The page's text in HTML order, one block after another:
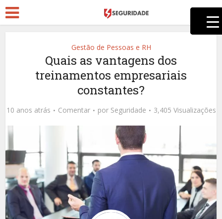
Gestão de Pessoas e RH
Quais as vantagens dos
treinamentos empresariais
constantes?
10 anos atrás Comentar por Seguridade 3,405 Visualizações